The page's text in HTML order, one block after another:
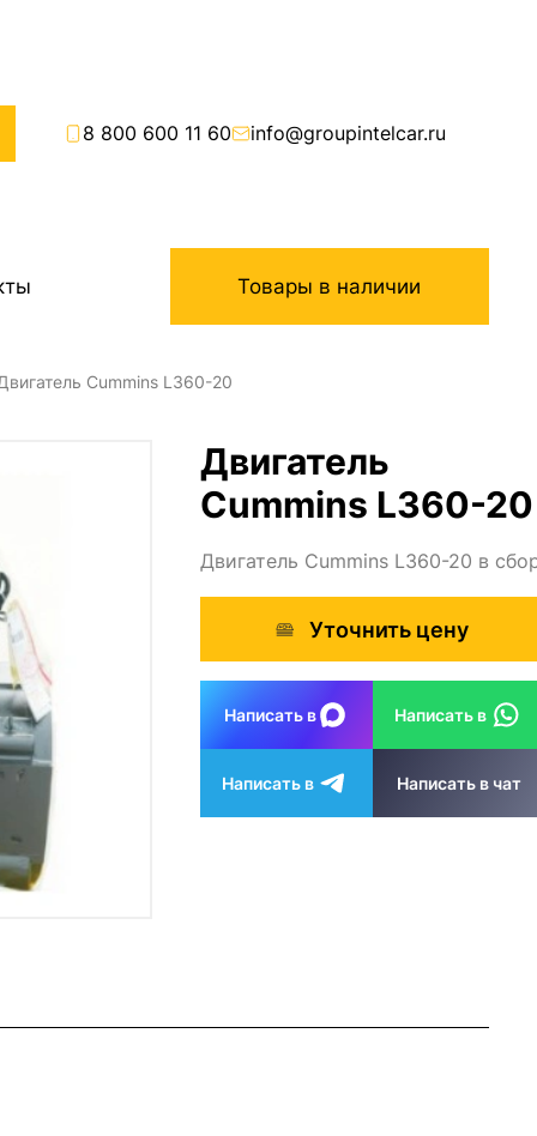
8 800 600 11 60 info@groupintelcar.ru
Товары в наличии
Cummins L360-20
Двигатель
Cummins L360-20
Двигатель Cummins L360-20 в
Уточнить цену
Написать в Написать в
Написать в Написать в чат